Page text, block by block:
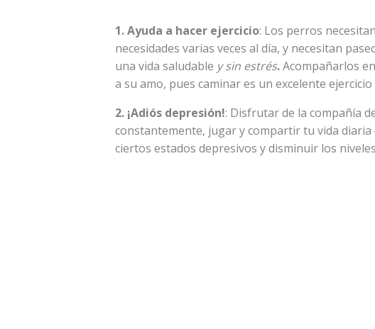
1. Ayuda a hacer ejercicio: Los perros
necesidades varias veces al día, y necesitan
una vida saludable y sin estrés.Acompañarlos
a su amo, pues caminar es un excelente
2. ¡Adiós depresión!: Disfrutar de la compañía
constantemente, jugar y compartir tu vida
ciertos estados depresivos y disminuir los